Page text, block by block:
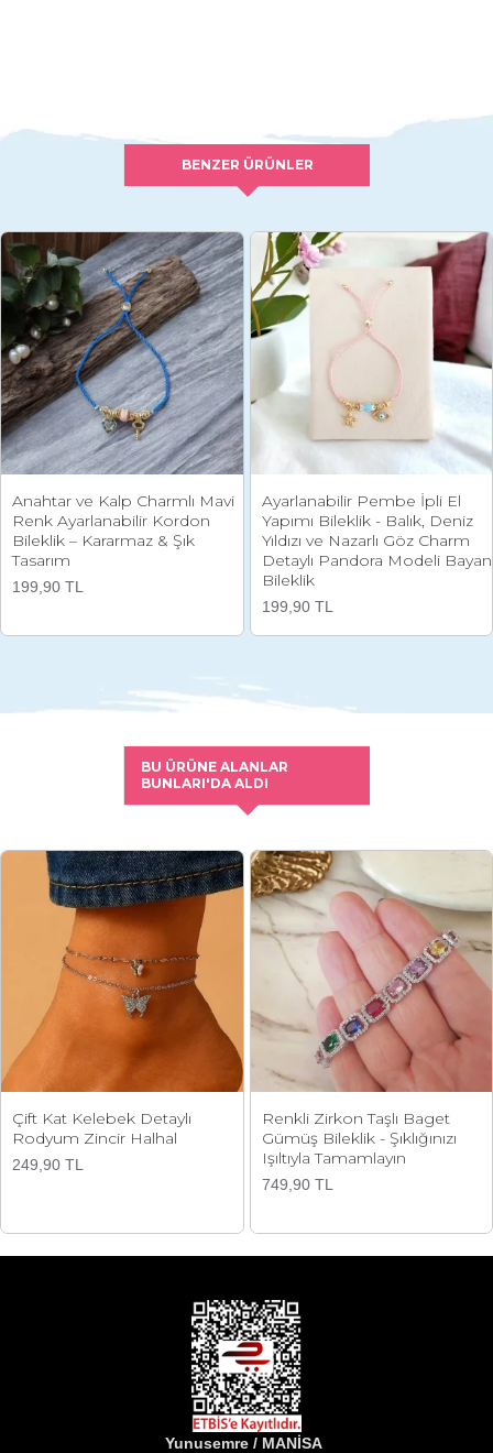
BENZER ÜRÜNLER
Anahtar ve Kalp Charmlı Mavi
Renk Ayarlanabilir Kordon
Bileklik – Kararmaz & Şık
Tasarım
199,90 TL
Ayarlanabilir Pembe İpli El
Yapımı Bileklik - Balık, Deniz
Yıldızı ve Nazarlı Göz Charm
Detaylı Pandora Modeli Bayan
Bileklik
199,90 TL
BU ÜRÜNE ALANLAR
BUNLARI'DA ALDI
Çift Kat Kelebek Detaylı
Rodyum Zincir Halhal
249,90 TL
Renkli Zirkon Taşlı Baget
Gümüş Bileklik - Şıklığınızı
Işıltıyla Tamamlayın
749,90 TL
Yunusemre / MANİSA